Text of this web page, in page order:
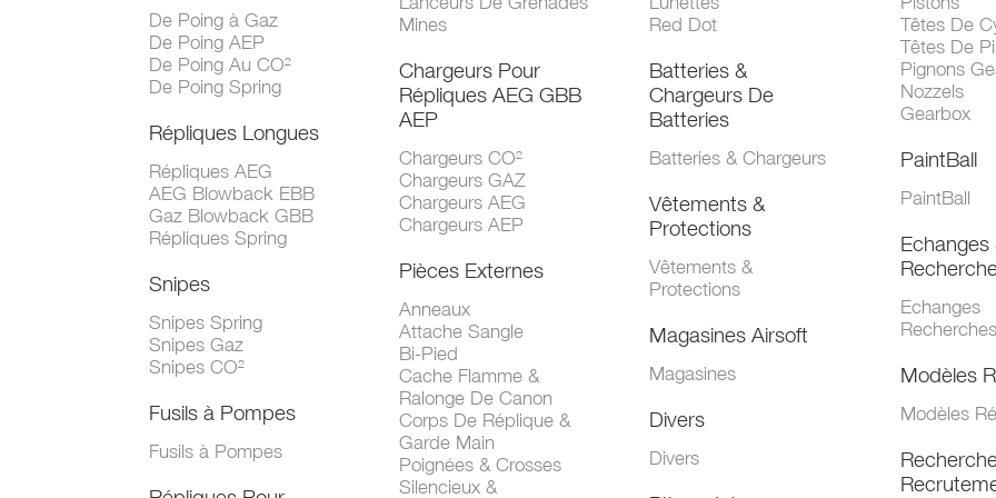
De Poing à Gaz
De Poing AEP
De Poing Au CO²
De Poing Spring
Répliques Longues
Répliques AEG
AEG Blowback EBB
Gaz Blowback GBB
Répliques Spring
Snipes
Snipes Spring
Snipes Gaz
Snipes CO²
Fusils à Pompes
Fusils à Pompes
Mines
Chargeurs Pour
Répliques AEG GBB
AEP
Chargeurs CO²
Chargeurs GAZ
Chargeurs AEG
Chargeurs AEP
Pièces Externes
Anneaux
Attache Sangle
Bi-Pied
Cache Flamme &
Ralonge De Canon
Corps De Réplique &
Garde Main
Poignées & Crosses
Silencieux &
Red Dot
Batteries &
Chargeurs De
Batteries
Batteries & Chargeurs
Vêtements &
Protections
Vêtements &
Protections
Magasines Airsoft
Magasines
Divers
Divers
Têtes De
Têtes De
Pignons
Nozzels
Gearbox
PaintBall
PaintBall
Echanges
Echanges
Recherches
Modèles
Modèles